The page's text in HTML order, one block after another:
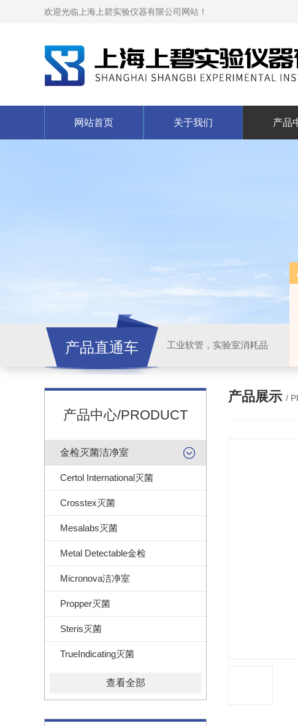
欢迎光临上海上碧实验仪器有限公司网站！
网站首页 关于我们 产品
产品直通车 工业软管，实验室消耗品
产品中心/PRODUCT
金检灭菌洁净室
Certol International灭菌
Crosstex灭菌
Mesalabs灭菌
Metal Detectable金检
Micronova洁净室
Propper灭菌
Steris灭菌
TrueIndicating灭菌
查看全部
产品展示 /